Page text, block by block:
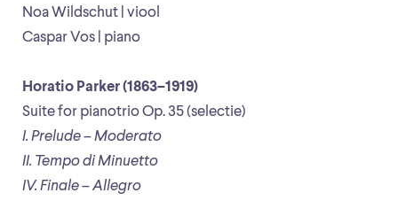
Noa Wildschut | viool
Caspar Vos | piano
Horatio Parker (1863–1919)
Suite for pianotrio Op. 35 (selectie)
I. Prelude – Moderato
II. Tempo di Minuetto
IV. Finale – Allegro